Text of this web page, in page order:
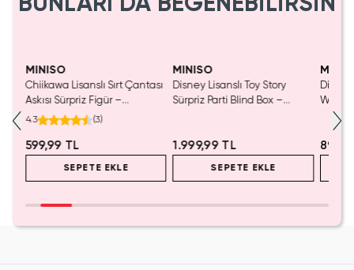
MINISO
Chiikawa Lisanslı Sırt Çantası
Askısı Sürpriz Figür –
Koleksiyonluk Blind Box
4.3 (3)
599,99 TL
SEPETE EKLE
MINISO
Disney Lisanslı Toy Story
Sürpriz Parti Blind Box –
1.999,99 TL
SEPETE EKLE
mL –